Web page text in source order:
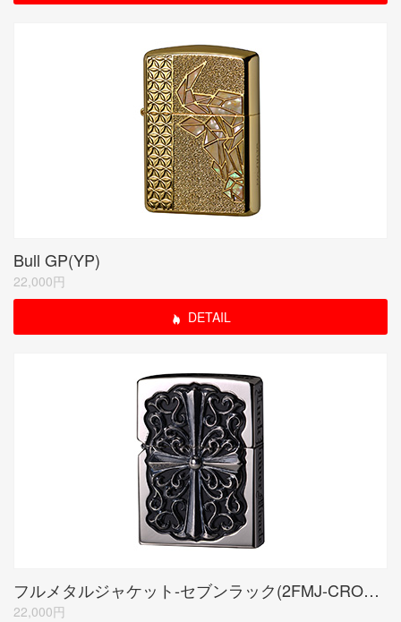
Bull GP(YP)
22,000円
DETAIL
フルメタルジャケット-セブンラック(2FMJ-CROS20)
22,000円